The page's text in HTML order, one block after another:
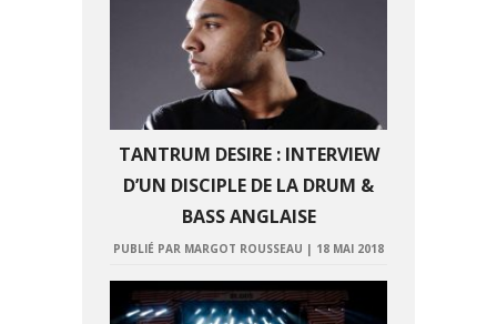
TANTRUM DESIRE : INTERVIEW
D’UN DISCIPLE DE LA DRUM &
BASS ANGLAISE
PUBLIÉ PAR MARGOT ROUSSEAU | 18 MAI 2018